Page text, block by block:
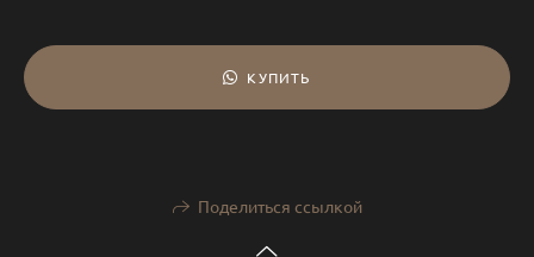
КУПИТЬ
Поделиться ссылкой